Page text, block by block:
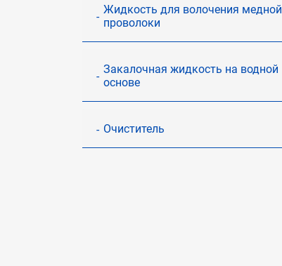
Жидкость для волочения медной
проволоки
Закалочная жидкость на водной
основе
Очиститель